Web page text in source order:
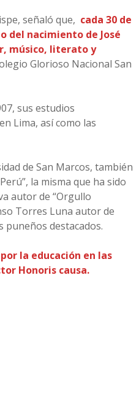
señaló que, cada 30 de
del nacimiento de José
músico, literato y
Glorioso Nacional San
sus estudios
Lima, así como las
de San Marcos, también
la misma que ha sido
autor de “Orgullo
Torres Luna autor de
puneños destacados.
la educación en las
Honoris causa.